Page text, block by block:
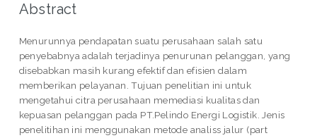
Abstract
Menurunnya pendapatan suatu perusahaan salah satu
penyebabnya adalah terjadinya penurunan pelanggan, yang
disebabkan masih kurang efektif dan efisien dalam
memberikan pelayanan. Tujuan penelitian ini untuk
mengetahui citra perusahaan memediasi kualitas dan
kepuasan pelanggan pada PT.Pelindo Energi Logistik. Jenis
penelitihan ini menggunakan metode analiss jalur (part